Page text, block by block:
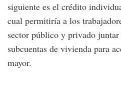
siguiente es el crédito
cual permitiría a los
sector público y privado juntar
subcuentas de vivienda para
mayor.